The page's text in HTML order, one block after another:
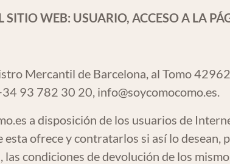
SITIO WEB: USUARIO, ACCESO A LA
Mercantil de Barcelona, al Tomo
93 782 30 20, info@soycomocomo.es.
a disposición de los usuarios de
ofrece y contratarlos si así lo desean,
condiciones de devolución de los